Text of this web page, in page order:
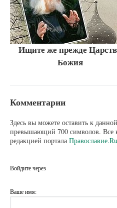
Ищите же прежде
Божия
Комментарии
Здесь вы можете оставить к
превышающий 700 символов. Все
редакцией портала Православие.Ru
Войдите через
Ваше имя: